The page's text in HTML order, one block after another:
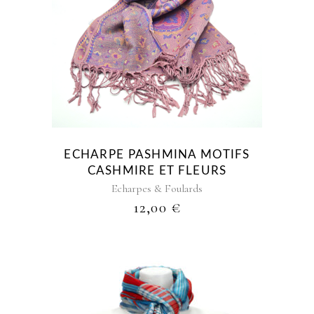
ECHARPE PASHMINA MOTIFS
CASHMIRE ET FLEURS
Echarpes & Foulards
12,00 €